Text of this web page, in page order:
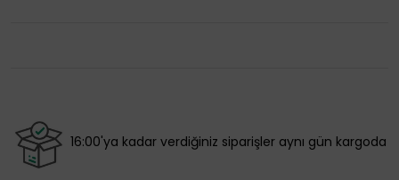
16:00'ya kadar verdiğiniz siparişler aynı gün kargoda